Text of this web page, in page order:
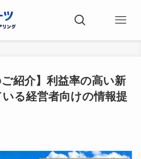
ご紹介】利益率の高い新
る経営者向けの情報提